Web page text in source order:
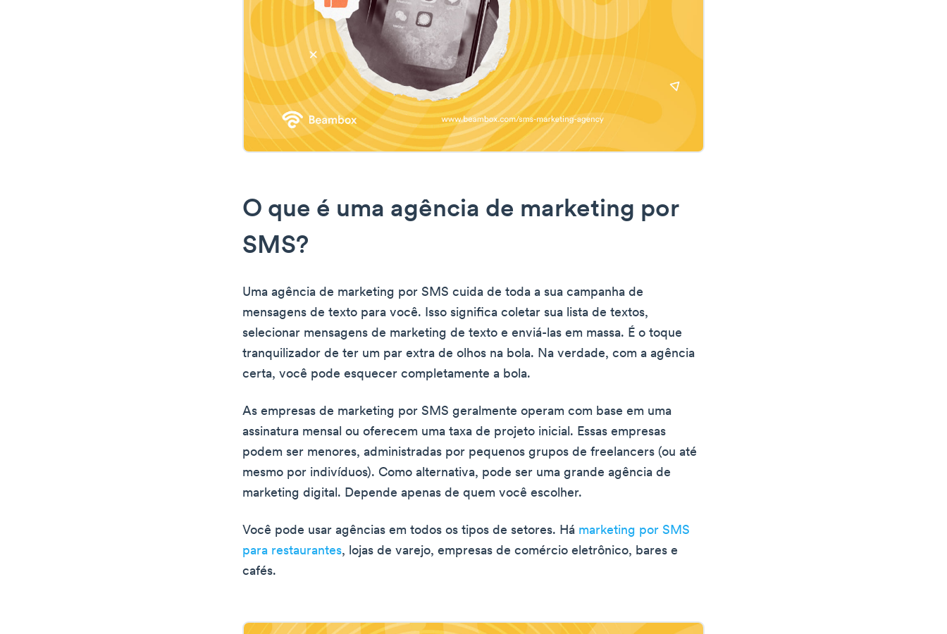
O que é uma agência de marketing por
SMS?
Uma agência de marketing por SMS cuida de toda a sua campanha de
mensagens de texto para você. Isso significa coletar sua lista de textos,
selecionar mensagens de marketing de texto e enviá-las em massa. É o toque
tranquilizador de ter um par extra de olhos na bola. Na verdade, com a agência
certa, você pode esquecer completamente a bola.
As empresas de marketing por SMS geralmente operam com base em uma
assinatura mensal ou oferecem uma taxa de projeto inicial. Essas empresas
podem ser menores, administradas por pequenos grupos de freelancers (ou até
mesmo por indivíduos). Como alternativa, pode ser uma grande agência de
marketing digital. Depende apenas de quem você escolher.
Você pode usar agências em todos os tipos de setores. Há marketing por SMS
para restaurantes, lojas de varejo, empresas de comércio eletrônico, bares e
cafés.